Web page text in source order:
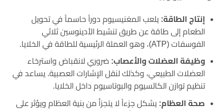
إنتاج الطاقة: يلعب المغنيسيوم دوراً حاسماً في تحويل
الطعام إلى طاقة عن طريق تنشيط الأدينوسين ثلاثي
الفوسفات (ATP)، وهو العملة الرئيسية للطاقة في الخلايا.
وظيفة العضلات والأعصاب: ضروري لانقباض واسترخاء
العضلات الطبيعي، وكذلك لنقل الإشارات العصبية. يساعد في
تنظيم توازن الكالسيوم والبوتاسيوم داخل الخلايا.
صحة العظام: يشكل جزءاً لا يتجزأ من بنية العظام ويؤثر على